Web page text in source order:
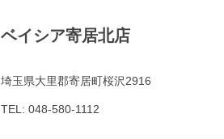
ベイシア寄居北店
埼玉県大里郡寄居町桜沢2916
TEL: 048-580-1112